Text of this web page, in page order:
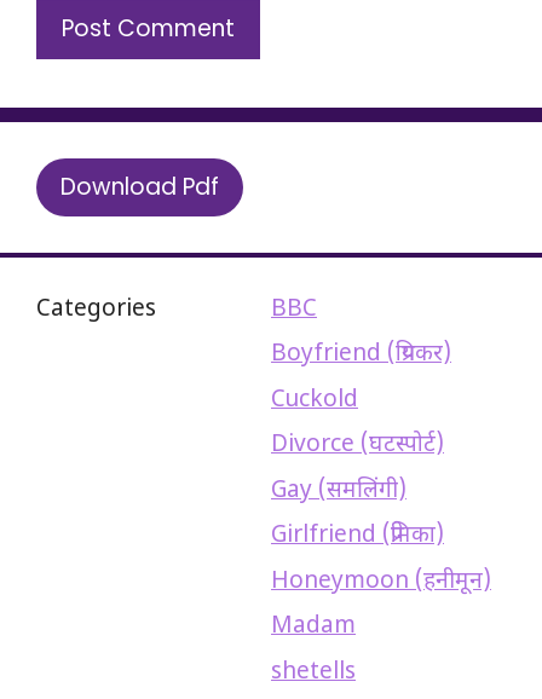
Download Pdf
Categories
BBC
Boyfriend (प्रियकर)
Cuckold
Divorce (घटस्पोर्ट)
Gay (समलिंगी)
Girlfriend (प्रेमिका)
Honeymoon (हनीमून)
Madam
shetells